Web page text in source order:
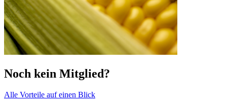
Noch kein Mitglied?
Alle Vorteile auf einen Blick